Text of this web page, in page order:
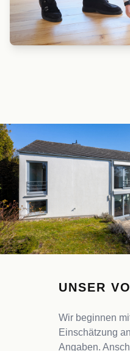
UNSER
Wir beginnen
Einschätzung
Angaben.